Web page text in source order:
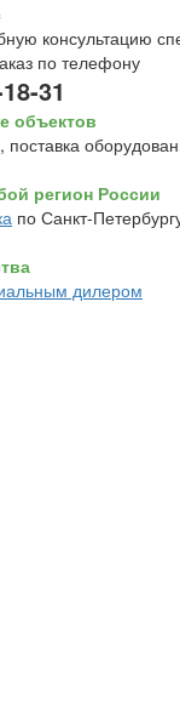
консультацию
по телефону
31
объектов
, поставка
регион России
по Санкт-
дилером